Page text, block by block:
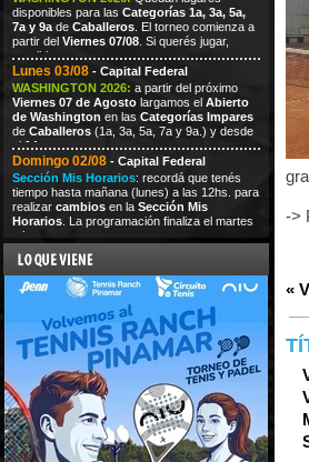
disponibles para las Categorías 1a, 3a, 5a,
7a y 9a de Caballeros . El torneo comienza a
partir del Viernes 07/08 . Si querés jugar,
escribi
Lunes 03/08 - Capital Federal
WASHINGTON 2026: a partir del próximo
Viernes 07 de Agosto largamos el Abierto
de Washington en las Categorías Impares
de Caballeros (1a, 3a, 5a, 7a y 9a.) y desde
el14
Domingo 02/08 - Capital Federal
Sección Mis Horarios: recordá que tenés
tiempo hasta mañana (lunes) a las 12hs. para
realizar cambios en la Sección Mis
Horarios . La programación finaliza el martes
a las
->
«